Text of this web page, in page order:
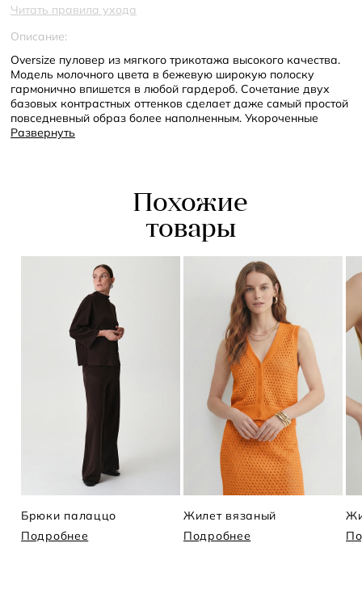
Читать правила ухода
Описание:
Oversize пуловер из мягкого трикотажа высокого качества.
Модель молочного цвета в бежевую широкую полоску
гармонично впишется в любой гардероб. Сочетание двух
базовых контрастных оттенков сделает даже самый простой
повседневный образ более наполненным. Укороченные
рукава в длине чуть ниже локтя свободно ложатся к телу и
- свободный крой
- асимметричный низ
- горизонтальная полоска
Развернуть
Похожие
товары
Брюки палаццо
Подробнее
Жилет вязаный
Подробнее